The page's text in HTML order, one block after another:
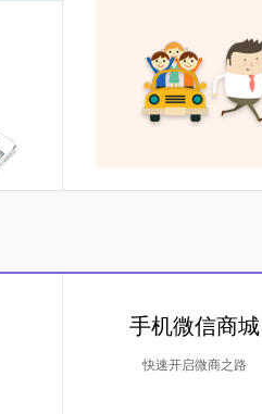
手机微信商城
快速开启微商之路